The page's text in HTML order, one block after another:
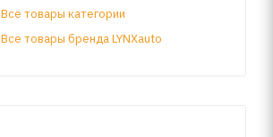
Все товары категории
Все товары бренда LYNXauto